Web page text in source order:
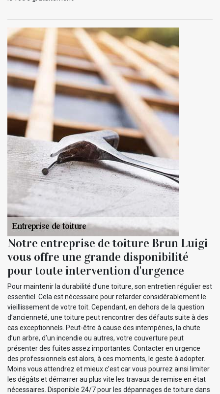
Notre entreprise de toiture Brun Luigi
vous offre une grande disponibilité
pour toute intervention d'urgence
Pour maintenir la durabilité d’une toiture, son entretien régulier est
essentiel. Cela est nécessaire pour retarder considérablement le
vieillissement de votre toit. Cependant, en dehors de la question
d’ancienneté, une toiture peut rencontrer des défauts suite à des
cas exceptionnels. Peut-être à cause des intempéries, la chute
d’un arbre, d’un incendie ou autres, votre couverture peut
présenter des fuites assez importantes. Contacter en urgence
des professionnels est alors, à ces moments, le geste à adopter.
Moins vous attendrez et mieux c’est car vous pourrez ainsi limiter
les dégâts et démarrer au plus vite les travaux de remise en état
nécessaires. Disponible 24/7 pour les dépannages de toiture dans